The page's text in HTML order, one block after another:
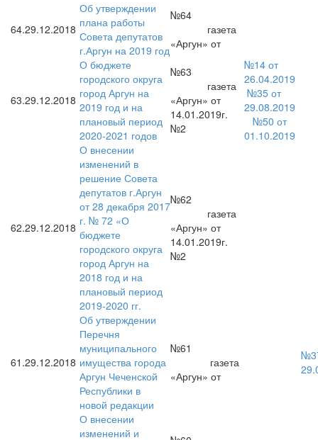
64.29.12.2018
Об утверждении
плана работы
Совета депутатов
г.Аргун на 2019 год
№64
газета
«Аргун» от
63.29.12.2018
О бюджете
городского округа
город Аргун на
2019 год и на
плановый период
2020-2021 годов
№63
газета
«Аргун» от
14.01.2019г.
№2
№14 от
26.04.2019
№35 от
29.08.2019
№50 от
01.10.2019
62.29.12.2018
О внесении
изменений в
решение Совета
депутатов г.Аргун
от 28 декабря 2017
г. № 72 «О
бюджете
городского округа
город Аргун на
2018 год и на
плановый период
2019-2020 гг.
№62
газета
«Аргун» от
14.01.2019г.
№2
61.29.12.2018
Об утверждении
Перечня
муниципального
имущества города
Аргун Чеченской
Республики в
новой редакции
№61
газета
«Аргун» от
О внесении
изменений и